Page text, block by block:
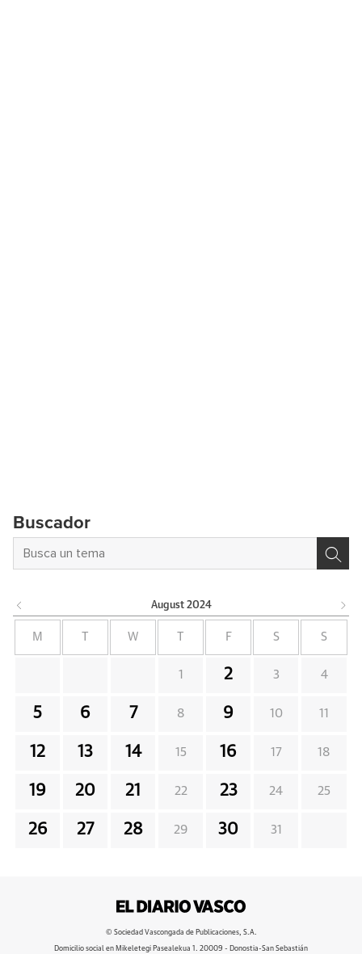
Buscador
August 2024
M W F S S
1 2 3 4
5 6 7 8 9 10 11
12 13 14 15 16 17 18
19 20 21 22 23 24 25
26 27 28 29 30 31
© Sociedad Vascongada de Publicaciones, S.A.
Domicilio social en Mikeletegi Pasealekua 1. 20009 - Donostia-San Sebastián